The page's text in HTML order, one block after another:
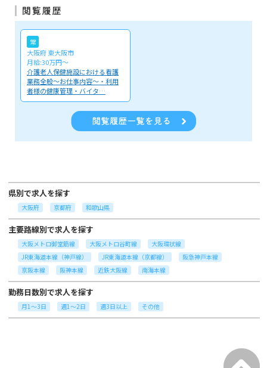
常
大阪府 東大阪市
月給:30万円～
介護老人保健施設における看護
業務全般～お仕事内容～・利用
者様の健康管理・バイタ…
県別で求人を探す
大阪府 京都府 和歌山県
主要路線別で求人を探す
大阪メトロ御堂筋線 大阪メトロ谷町線
大阪環状線
JR東海道本線（神戸線）
JR東海道本線（京都線）
阪急神戸本線
京阪本線
阪神本線 近鉄大阪線 南海本線
勤務日数別で求人を探す
月1～3日 週1～2日 週3日以上 その他